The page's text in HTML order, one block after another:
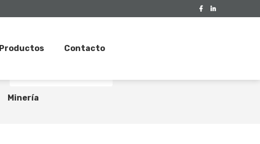
Productos Contacto
Minería